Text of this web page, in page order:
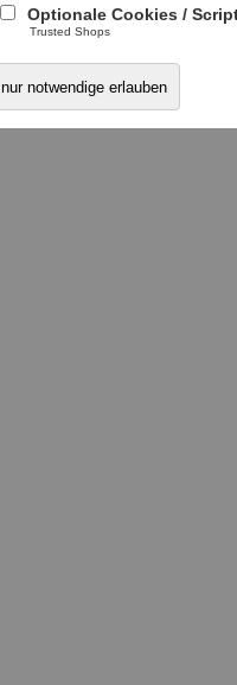
Optionale Cookies /
Trusted Shops
nur notwendige erlauben